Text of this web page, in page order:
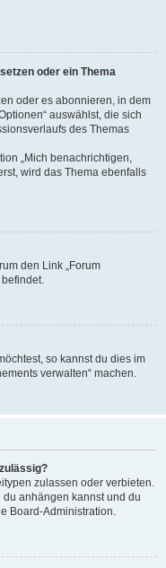
oder ein Thema
oder es abonnieren, in dem
auswählst, die sich
des Themas
„Mich benachrichtigen,
wird das Thema ebenfalls
den Link „Forum
so kannst du dies im
verwalten“ machen.
zulassen oder verbieten.
anhängen kannst und du
Board-Administration.